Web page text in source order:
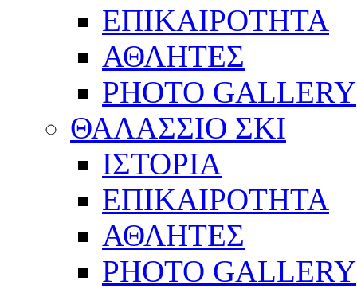
ΕΠΙΚΑΙΡΟΤΗΤΑ
ΑΘΛΗΤΕΣ
PHOTO GALLERY
ΘΑΛΑΣΣΙΟ ΣΚΙ
ΙΣΤΟΡΙΑ
ΕΠΙΚΑΙΡΟΤΗΤΑ
ΑΘΛΗΤΕΣ
PHOTO GALLERY